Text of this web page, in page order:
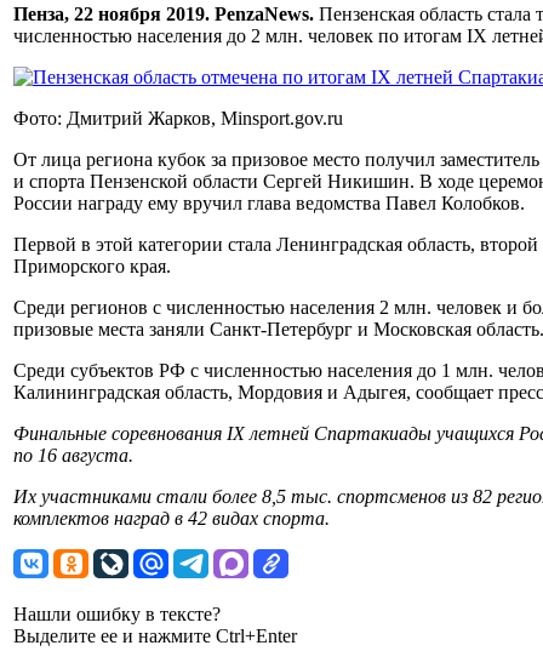
Пенза, 22 ноября 2019. PenzaNews. Пензенская область стала
численностью населения до 2 млн. человек по итогам IX
Фото: Дмитрий Жарков, Minsport.gov.ru
От лица региона кубок за призовое место получил
и спорта Пензенской области Сергей Никишин. В ходе
России награду ему вручил глава ведомства Павел Колобков.
Первой в этой категории стала Ленинградская область, второй
Приморского края.
Среди регионов с численностью населения 2 млн. человек и
призовые места заняли Санкт-Петербург и Московская область.
Среди субъектов РФ с численностью населения до 1 млн.
Калининградская область, Мордовия и Адыгея, сообщает
Финальные соревнования IX летней Спартакиады учащихся
по 16 августа.
Их участниками стали более 8,5 тыс. спортсменов из 82
комплектов наград в 42 видах спорта.
Нашли ошибку в тексте?
Выделите ее и нажмите Ctrl+Enter